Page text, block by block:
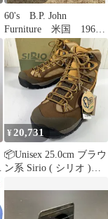
60's B.P. John
Furniture 米国 1967
年製の古いチェア
¥20,731
📦️Unisex 25.0cm ブラウ
ン系 Sirio ( シリオ )
z00056967 マロン ハイ